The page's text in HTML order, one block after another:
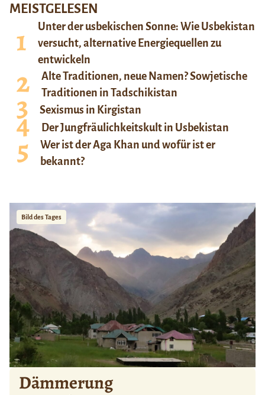
MEISTGELESEN
Unter der usbekischen Sonne: Wie Usbekistan
versucht, alternative Energiequellen zu
entwickeln
Alte Traditionen, neue Namen? Sowjetische
Traditionen in Tadschikistan
Sexismus in Kirgistan
Der Jungfräulichkeitskult in Usbekistan
Wer ist der Aga Khan und wofür ist er
bekannt?
Bild des Tages
Dämmerung